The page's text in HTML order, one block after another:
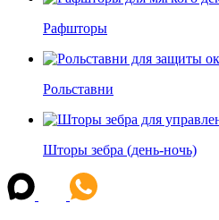
Рафшторы
Рольставни
Шторы зебра (день-ночь)